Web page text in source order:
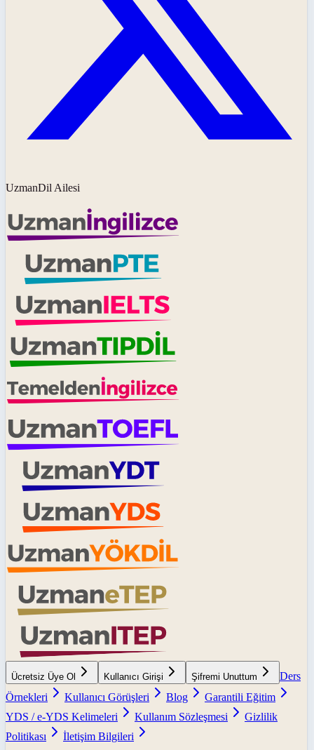
UzmanDil Ailesi
Ücretsiz Üye Ol Kullanıcı Girişi Şifremi Unuttum
Ders
Örnekleri
Kullanıcı Görüşleri Blog
Garantili Eğitim
YDS / e-YDS Kelimeleri
Kullanım Sözleşmesi
Gizlilik
Politikası
İletişim Bilgileri